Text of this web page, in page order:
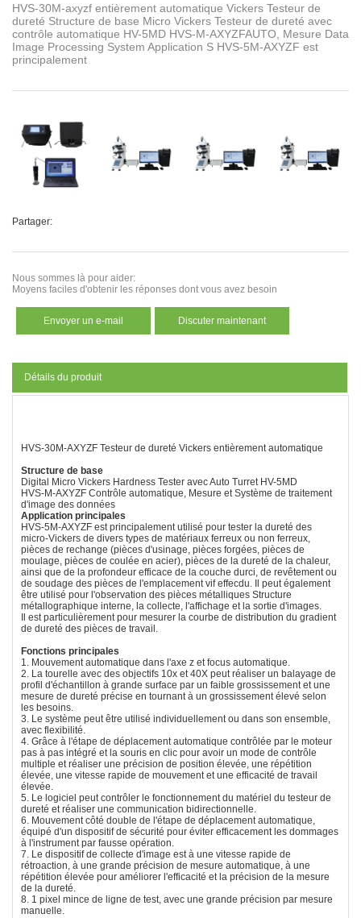
HVS-30M-axyzf entièrement automatique Vickers Testeur de
dureté Structure de base Micro Vickers Testeur de dureté avec
contrôle automatique HV-5MD HVS-M-AXYZFAUTO, Mesure Data
Image Processing System Application S HVS-5M-AXYZF est
principalement
Partager:
Nous sommes là pour aider:
Moyens faciles d'obtenir les réponses dont vous avez besoin
Envoyer un e-mail Discuter maintenant
Détails du produit
HVS-30M-AXYZF Testeur de dureté Vickers entièrement automatique
Structure de base
Digital Micro Vickers Hardness Tester avec Auto Turret HV-5MD
HVS-M-AXYZF Contrôle automatique, Mesure et Système de traitement
d'image des données
Application principales
HVS-5M-AXYZF est principalement utilisé pour tester la dureté des
micro-Vickers de divers types de matériaux ferreux ou non ferreux,
pièces de rechange (pièces d'usinage, pièces forgées, pièces de
moulage, pièces de coulée en acier), pièces de la dureté de la chaleur,
ainsi que de la profondeur efficace de la couche durci, de revêtement ou
de soudage des pièces de l'emplacement vif effecdu. Il peut également
être utilisé pour l'observation des pièces métalliques Structure
métallographique interne, la collecte, l'affichage et la sortie d'images.
Il est particulièrement pour mesurer la courbe de distribution du gradient
de dureté des pièces de travail.
Fonctions principales
1. Mouvement automatique dans l'axe z et focus automatique.
2. La tourelle avec des objectifs 10x et 40X peut réaliser un balayage de
profil d'échantillon à grande surface par un faible grossissement et une
mesure de dureté précise en tournant à un grossissement élevé selon
les besoins.
3. Le système peut être utilisé individuellement ou dans son ensemble,
avec flexibilité.
4. Grâce à l'étape de déplacement automatique contrôlée par le moteur
pas à pas intégré et la souris en clic pour avoir un mode de contrôle
multiple et réaliser une précision de position élevée, une répétition
élevée, une vitesse rapide de mouvement et une efficacité de travail
élevée.
5. Le logiciel peut contrôler le fonctionnement du matériel du testeur de
dureté et réaliser une communication bidirectionnelle.
6. Mouvement côté double de l'étape de déplacement automatique,
équipé d'un dispositif de sécurité pour éviter efficacement les dommages
à l'instrument par fausse opération.
7. Le dispositif de collecte d'image est à une vitesse rapide de
rétroaction, à une grande précision de mesure automatique, à une
répétition élevée pour améliorer l'efficacité et la précision de la mesure
de la dureté.
8. 1 pixel mince de ligne de test, avec une grande précision par mesure
manuelle.